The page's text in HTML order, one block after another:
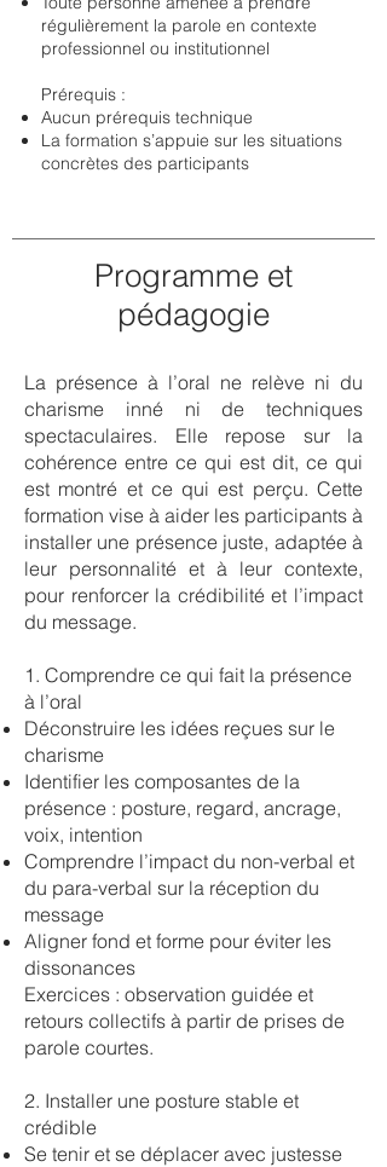
régulièrement la parole en contexte
professionnel ou institutionnel
Prérequis :
Aucun prérequis technique
La formation s’appuie sur les situations
concrètes des participants
Programme et
pédagogie
La présence à l’oral ne relève ni du
charisme inné ni de techniques
spectaculaires. Elle repose sur la
cohérence entre ce qui est dit, ce qui
est montré et ce qui est perçu. Cette
formation vise à aider les participants à
installer une présence juste, adaptée à
leur personnalité et à leur contexte,
pour renforcer la crédibilité et l’impact
du message.
1. Comprendre ce qui fait la présence
à l’oral
Déconstruire les idées reçues sur le
charisme
Identifier les composantes de la
présence : posture, regard, ancrage,
voix, intention
Comprendre l’impact du non-verbal et
du para-verbal sur la réception du
message
Aligner fond et forme pour éviter les
dissonances
Exercices : observation guidée et
retours collectifs à partir de prises de
parole courtes.
2. Installer une posture stable et
crédible
Se tenir et se déplacer avec justesse